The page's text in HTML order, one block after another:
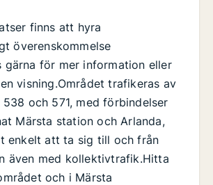
finns att hyra
överenskommelse
gärna för mer information eller
visning.Området trafikeras av
538 och 571, med förbindelser
Märsta station och Arlanda,
enkelt att ta sig till och från
även med kollektivtrafik.Hitta
och i Märsta